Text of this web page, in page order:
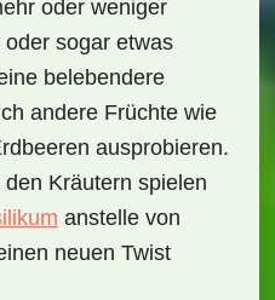
oder weniger
sogar etwas
belebendere
andere Früchte wie
ausprobieren.
Kräutern spielen
anstelle von
neuen Twist